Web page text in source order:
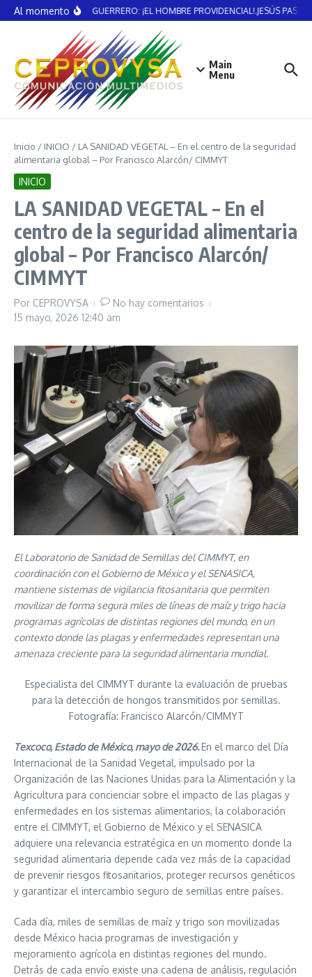
Saltar al contenido
Al momentoVICENTE GUERRERO: ¡EL HOMBRE PROVIDENCIAL!.JESÚS
Main
Menu
Inicio / INICIO / LA SANIDAD VEGETAL – En el centro de la seguridad
alimentaria global – Por Francisco Alarcón/ CIMMYT
INICIO
LA SANIDAD VEGETAL – En el
centro de la seguridad alimentaria
global – Por Francisco Alarcón/
CIMMYT
Por CEPROVYSA
No hay comentarios
15 mayo, 2026 12:40 am
El Laboratorio de Sanidad de Semillas del CIMMYT, en
coordinación con el Gobierno de México y el SENASICA,
mantiene sistemas de vigilancia fitosanitaria que permiten
movilizar de forma segura miles de líneas de maíz y trigo hacia
programas agrícolas de distintas regiones del mundo, en un
contexto donde las plagas y enfermedades representan una
amenaza creciente para la seguridad alimentaria mundial.
Especialista del CIMMYT durante la evaluación de pruebas
para la detección de hongos transmitidos por semillas.
Fotografía: Francisco Alarcón/CIMMYT
Texcoco, Estado de México, mayo de 2026.En el marco del Día
Internacional de la Sanidad Vegetal, impulsado por la
Organización de las Naciones Unidas para la Alimentación y la
Agricultura para concienciar sobre el impacto de las plagas y
enfermedades en los sistemas alimentarios, la colaboración
entre el CIMMYT, el Gobierno de México y el SENASICA
adquiere una relevancia estratégica en un momento donde la
seguridad alimentaria depende cada vez más de la capacidad
de prevenir riesgos fitosanitarios, proteger recursos genéticos
y garantizar el intercambio seguro de semillas entre países.
Cada día, miles de semillas de maíz y trigo son movilizadas
desde México hacia programas de investigación y
mejoramiento agrícola en distintas regiones del mundo.
Detrás de cada envío existe una cadena de análisis, regulación